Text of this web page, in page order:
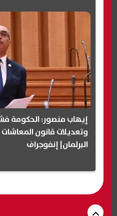
وتعديلات قانون
البرلمان| إنفوجراف